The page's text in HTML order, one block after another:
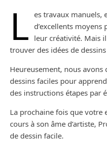
L es travaux manuels,
d’excellents moyens
leur créativité. Mais
trouver des idées de
Heureusement, nous avons
dessins faciles pour
des instructions étapes par
La prochaine fois que votre
cours à son âme d’artiste,
de dessin facile.